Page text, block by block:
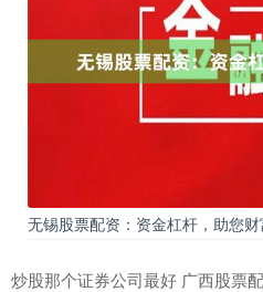
无锡股票配资：资金杠杆，助您
炒股那个证券公司最好 广西股票